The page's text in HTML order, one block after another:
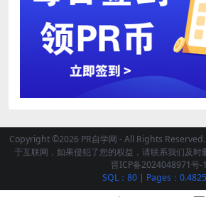
Copyright ©2026 PR自学网 - All Rights
于互联网，如果侵犯了您的权益，请联系我们及时
晋ICP备2024048971号-1
SQL：80 | Pages：